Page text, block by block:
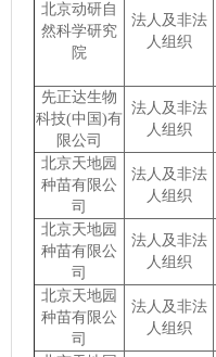
北京动研自
然科学研究
院
法人及非法
人组织
先正达生物
科技(中国)有
限公司
法人及非法
人组织
北京天地园
种苗有限公
司
法人及非法
人组织
北京天地园
种苗有限公
司
法人及非法
人组织
北京天地园
种苗有限公
司
法人及非法
人组织